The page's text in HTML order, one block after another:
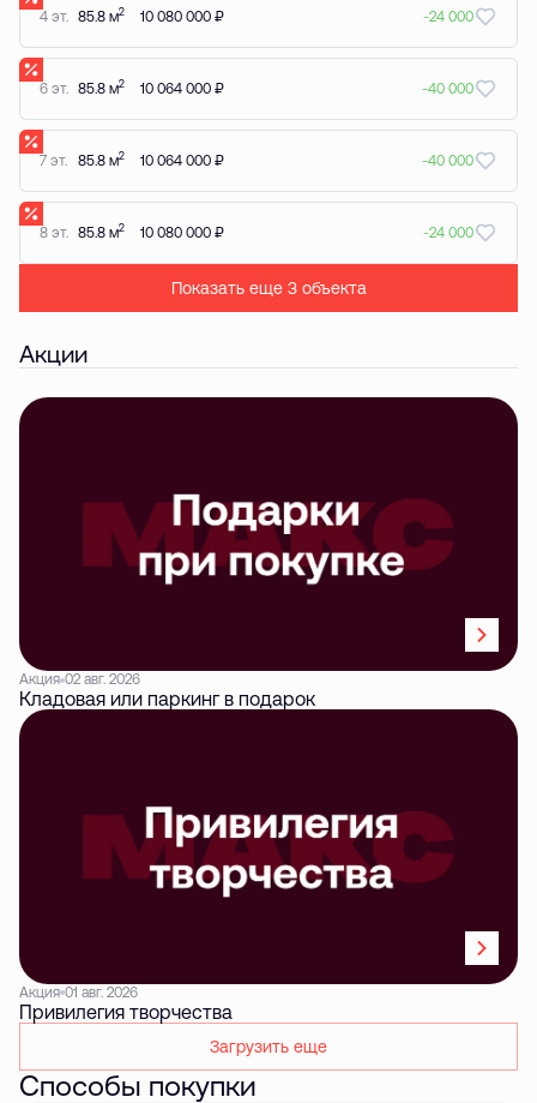
4 эт. 85.8 м2 10 080 000 ₽ -24 000
6 эт. 85.8 м2 10 064 000 ₽ -40 000
7 эт. 85.8 м2 10 064 000 ₽ -40 000
8 эт. 85.8 м2 10 080 000 ₽ -24 000
Показать еще 3 объектa
Акции
Акция 02 авг. 2026
Кладовая или паркинг в подарок
Акция 01 авг. 2026
Привилегия творчества
Загрузить еще
Способы покупки